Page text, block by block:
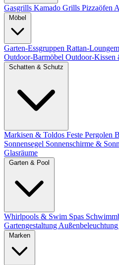
Gasgrills Kamado Grills Pizzaöfen
Garten-Essgruppen Rattan-
Outdoor-Barmöbel Outdoor-Kissen
Markisen & Toldos Feste Pergolen
Sonnensegel Sonnenschirme &
Glasräume
Whirlpools & Swim Spas
Gartengestaltung Außenbeleuchtung